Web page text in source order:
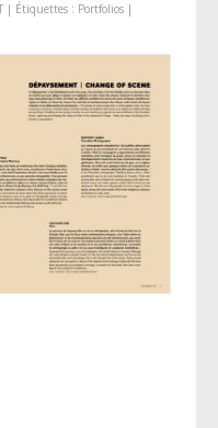
| Étiquettes : Portfolios|